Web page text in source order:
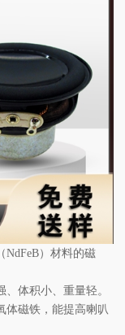
NdFeB）材料的磁
体积小、重量轻。
体磁铁，能提高喇叭